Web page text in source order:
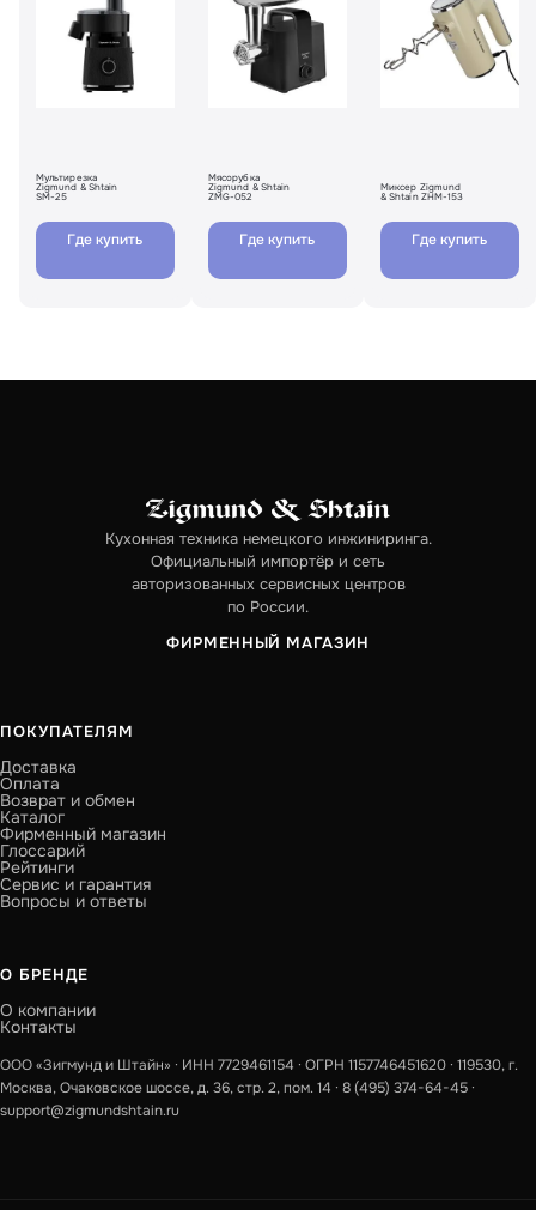
Мультирезка
Zigmund & Shtain
SM-25
Где купить
Мясорубка
Zigmund & Shtain
ZMG-052
Где купить
Миксер Zigmund
& Shtain ZHM-153
Где купить
Кухонная техника немецкого инжиниринга.
Официальный импортёр и сеть
авторизованных сервисных центров
по России.
ФИРМЕННЫЙ МАГАЗИН
ПОКУПАТЕЛЯМ
Доставка
Оплата
Возврат и обмен
Каталог
Фирменный магазин
Глоссарий
Рейтинги
Сервис и гарантия
Вопросы и ответы
О БРЕНДЕ
О компании
Контакты
ООО «Зигмунд и Штайн» · ИНН 7729461154 · ОГРН 1157746451620 · 119530, г.
Москва, Очаковское шоссе, д. 36, стр. 2, пом. 14 · 8 (495) 374-64-45 ·
support@zigmundshtain.ru